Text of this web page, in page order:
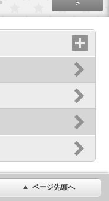
>
ページ先頭へ